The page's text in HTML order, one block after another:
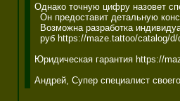
Однако точную цифру назовет
Он предоставит детальную
Возможна разработка
руб https://maze.tattoo/catalog/
Юридическая гарантия https://
Андрей, Супер специалист